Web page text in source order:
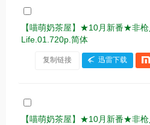
【喵萌奶茶屋】★10月新番★非
Life.01.720p.简体
复制链接 迅雷下载
【喵萌奶茶屋】★10月新番★非